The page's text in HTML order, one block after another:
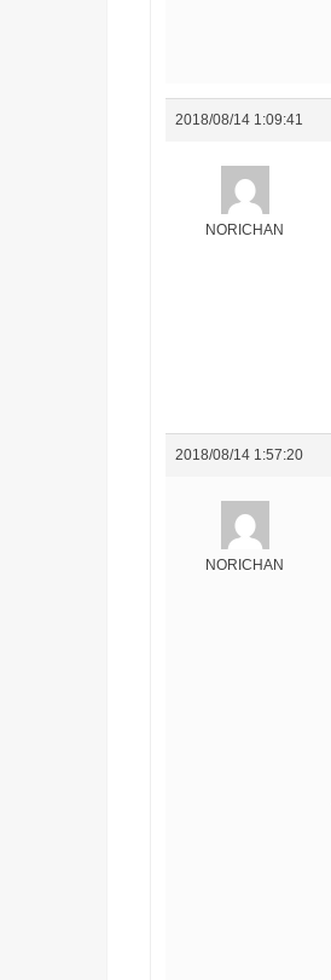
2018/08/14 1:09:41
NORICHAN
2018/08/14 1:57:20
NORICHAN